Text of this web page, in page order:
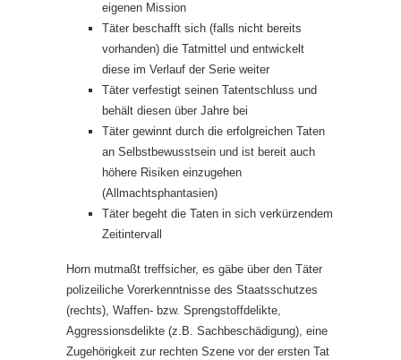
eigenen Mission
Täter beschafft sich (falls nicht bereits
vorhanden) die Tatmittel und entwickelt
diese im Verlauf der Serie weiter
Täter verfestigt seinen Tatentschluss und
behält diesen über Jahre bei
Täter gewinnt durch die erfolgreichen Taten
an Selbstbewusstsein und ist bereit auch
höhere Risiken einzugehen
(Allmachtsphantasien)
Täter begeht die Taten in sich verkürzendem
Zeitintervall
Horn mutmaßt treffsicher, es gäbe über den Täter
polizeiliche Vorerkenntnisse des Staatsschutzes
(rechts), Waffen- bzw. Sprengstoffdelikte,
Aggressionsdelikte (z.B. Sachbeschädigung), eine
Zugehörigkeit zur rechten Szene vor der ersten Tat